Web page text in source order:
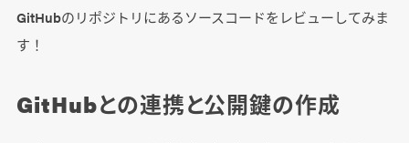
GitHubのリポジトリにあるソースコードをレビューしてみま
す！
GitHubとの連携と公開鍵の作成